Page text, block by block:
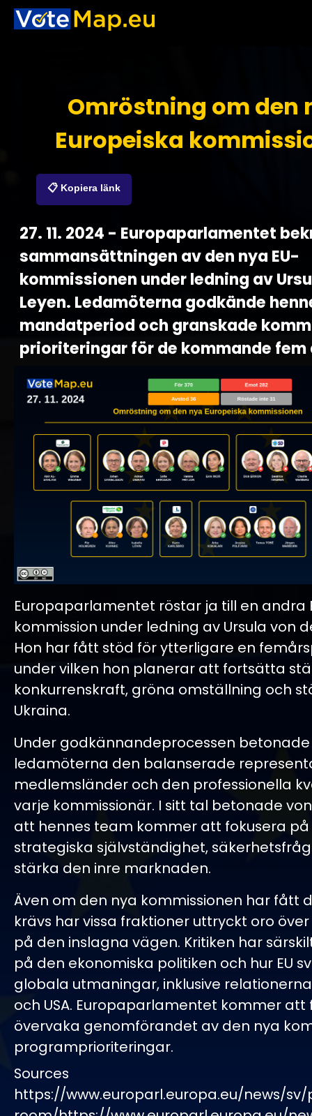
Omröstning om den
Europeiska
📋 Kopiera länk
27. 11. 2024 - Europaparlamentet
sammansättningen av den nya EU-
kommissionen under ledning av
Leyen. Ledamöterna godkände
mandatperiod och granskade
prioriteringar för de kommande fem
Europaparlamentet röstar ja till en andra
kommission under ledning av Ursula von
Hon har fått stöd för ytterligare en
under vilken hon planerar att fortsätta
konkurrenskraft, gröna omställning och
Ukraina.
Under godkännandeprocessen betonade
ledamöterna den balanserade
medlemsländer och den professionella
varje kommissionär. I sitt tal betonade
att hennes team kommer att fokusera på
strategiska självständighet,
stärka den inre marknaden.
Även om den nya kommissionen har fått
krävs har vissa fraktioner uttryckt oro
på den inslagna vägen. Kritiken har
på den ekonomiska politiken och hur EU
globala utmaningar, inklusive
och USA. Europaparlamentet kommer
övervaka genomförandet av den nya
programprioriteringar.
Sources
https://www.europarl.europa.eu/news/